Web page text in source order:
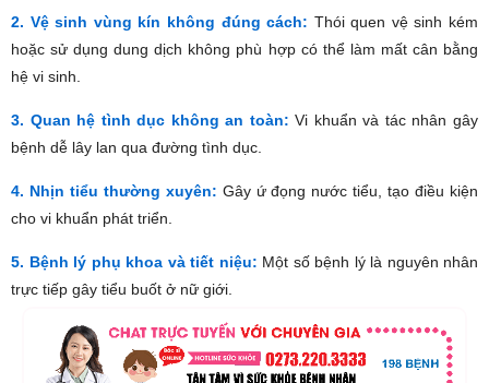
2. Vệ sinh vùng kín không đúng cách: Thói quen vệ sinh kém
hoặc sử dụng dung dịch không phù hợp có thể làm mất cân bằng
hệ vi sinh.
3. Quan hệ tình dục không an toàn:Vi khuẩn và tác nhân gây
bệnh dễ lây lan qua đường tình dục.
4. Nhịn tiểu thường xuyên: Gây ứ đọng nước tiểu, tạo điều kiện
cho vi khuẩn phát triển.
5. Bệnh lý phụ khoa và tiết niệu: Một số bệnh lý là nguyên nhân
trực tiếp gây tiểu buốt ở nữ giới.